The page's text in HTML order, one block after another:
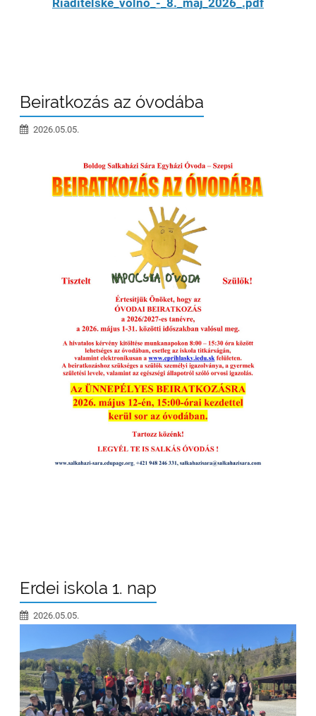
Beiratkozás az óvodába
2026.05.05.
Erdei iskola 1. nap
2026.05.05.